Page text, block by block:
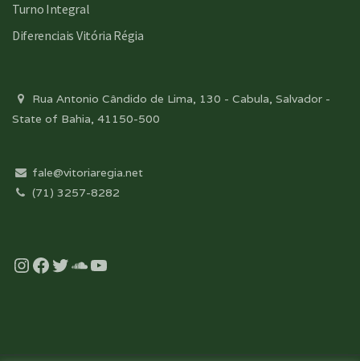
Turno Integral
Diferenciais Vitória Régia
Rua Antonio Cândido de Lima, 130 - Cabula, Salvador -
State of Bahia, 41150-500
fale@vitoriaregia.net
(71) 3257-8282
Instagram
Facebook
Twitter
Soundcloud
YouTube